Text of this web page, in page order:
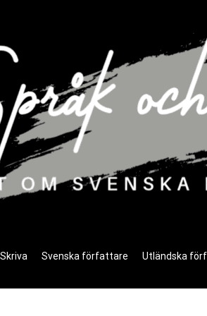
Skriva Svenska författare Utländska